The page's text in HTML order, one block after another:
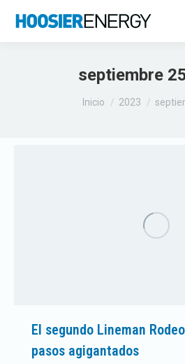
septiembre
Estás aquí:
Inicio 2023
El segundo Lineman
pasos agigantados